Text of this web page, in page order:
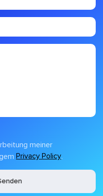
meiner
Privacy Policy.